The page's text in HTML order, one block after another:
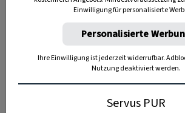
Anzeige
Einwilligung für personalisierte
Personalisierte
Ihre Einwilligung ist jederzeit widerrufbar.
Nutzung deaktiviert werden.
Servus PUR